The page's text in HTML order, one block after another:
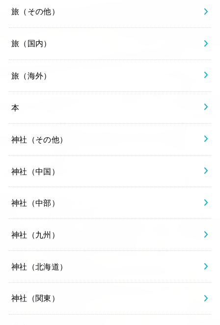
旅（その他）
旅（国内）
旅（海外）
本
神社（その他）
神社（中国）
神社（中部）
神社（九州）
神社（北海道）
神社（関東）